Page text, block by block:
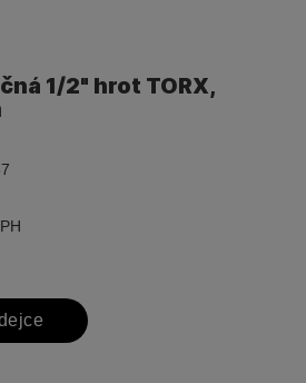
1/2" hrot TORX,